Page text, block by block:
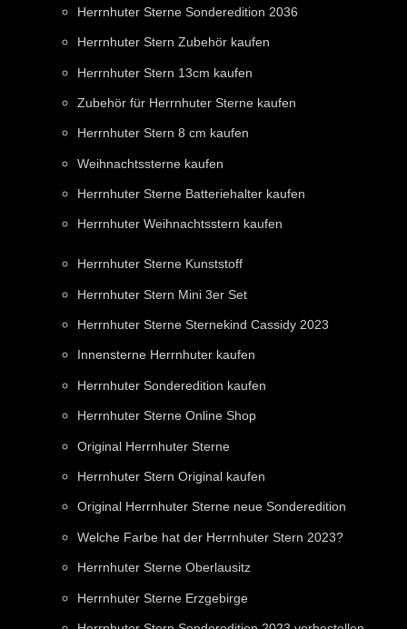
Herrnhuter Sterne Sonderedition 2036
Herrnhuter Stern Zubehör kaufen
Herrnhuter Stern 13cm kaufen
Zubehör für Herrnhuter Sterne kaufen
Herrnhuter Stern 8 cm kaufen
Weihnachtssterne kaufen
Herrnhuter Sterne Batteriehalter kaufen
Herrnhuter Weihnachtsstern kaufen
Herrnhuter Sterne Kunststoff
Herrnhuter Stern Mini 3er Set
Herrnhuter Sterne Sternekind Cassidy 2023
Innensterne Herrnhuter kaufen
Herrnhuter Sonderedition kaufen
Herrnhuter Sterne Online Shop
Original Herrnhuter Sterne
Herrnhuter Stern Original kaufen
Original Herrnhuter Sterne neue Sonderedition
Welche Farbe hat der Herrnhuter Stern 2023?
Herrnhuter Sterne Oberlausitz
Herrnhuter Sterne Erzgebirge